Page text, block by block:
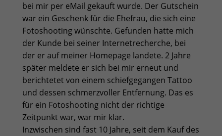
bei mir per eMail gekauft wurde. Der Gutschein
war ein Geschenk für die Ehefrau, die sich eine
Fotoshooting wünschte. Gefunden hatte mich
der Kunde bei seiner Internetrecherche, bei
der er auf meiner Homepage landete. 2 Jahre
später meldete er sich bei mir erneut und
berichtetet von einem schiefgegangen Tattoo
und dessen schmerzvoller Entfernung. Das es
für ein Fotoshooting nicht der richtige
Zeitpunkt war, war mir klar.
Inzwischen sind fast 10 Jahre, seit dem Kauf des